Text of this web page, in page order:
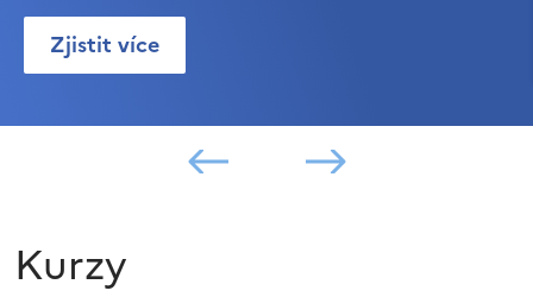
Zjistit více
Kurzy